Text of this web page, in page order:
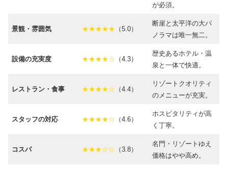
が必須。
景観・雰囲気 ★★★★★ （5.0）
断崖と太平洋の大パ
ノラマは唯一無二。
設備の充実度 ★★★★☆ （4.3）
歴史あるホテル・温
泉と一体で快適。
レストラン・食事 ★★★★☆ （4.4）
リゾートクオリティ
のメニューが充実。
スタッフの対応 ★★★★☆ （4.6）
ホスピタリティが高
く丁寧。
コスパ ★★★☆☆ （3.8）
名門・リゾートゆえ
価格はやや高め。